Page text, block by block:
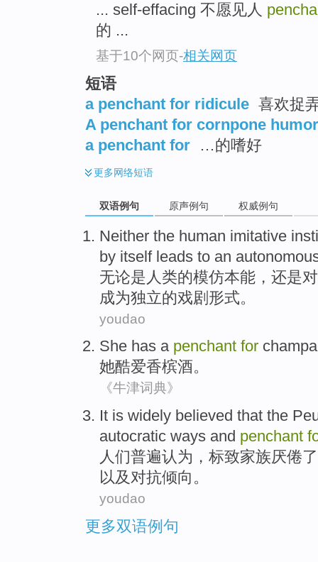
... self-effacing 不愿见人
的 ...
基于10个网页-相关网页
短语
a penchant for ridicule 喜欢捉
A penchant for cornpone humor
a penchant for
…的嗜好
更多网络短语
双语例句 原声例句 权威例句
Neither the human imitative
by itselfleads to an
无论是 人类的模仿本能 ， 还是对
成为独立的戏剧形式。
youdao
She has a penchant for
她酷爱香槟酒。
《牛津词典》
It is widely believed that the
autocratic ways and penchant
人们普遍认为 ， 标致家族厌倦
以及对抗倾向。
youdao
更多双语例句